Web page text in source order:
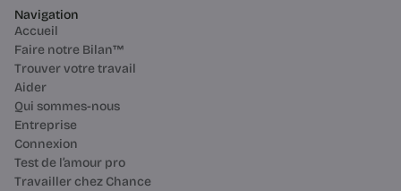
Navigation
Accueil
Faire notre Bilan™
Trouver votre travail
Aider
Qui sommes-nous
Entreprise
Connexion
Test de l’amour pro
Travailler chez Chance